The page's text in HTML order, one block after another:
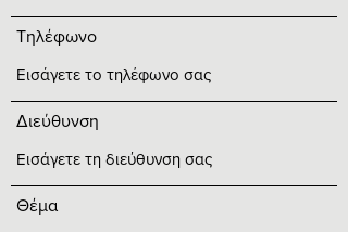
Τηλέφωνο
Διεύθυνση
Θέμα